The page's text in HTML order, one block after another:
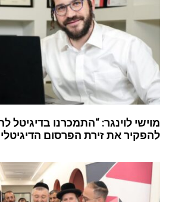
מוישי לוינגר: “התמכרנו בדיגיטל
להפקיר את זירת הפרסום